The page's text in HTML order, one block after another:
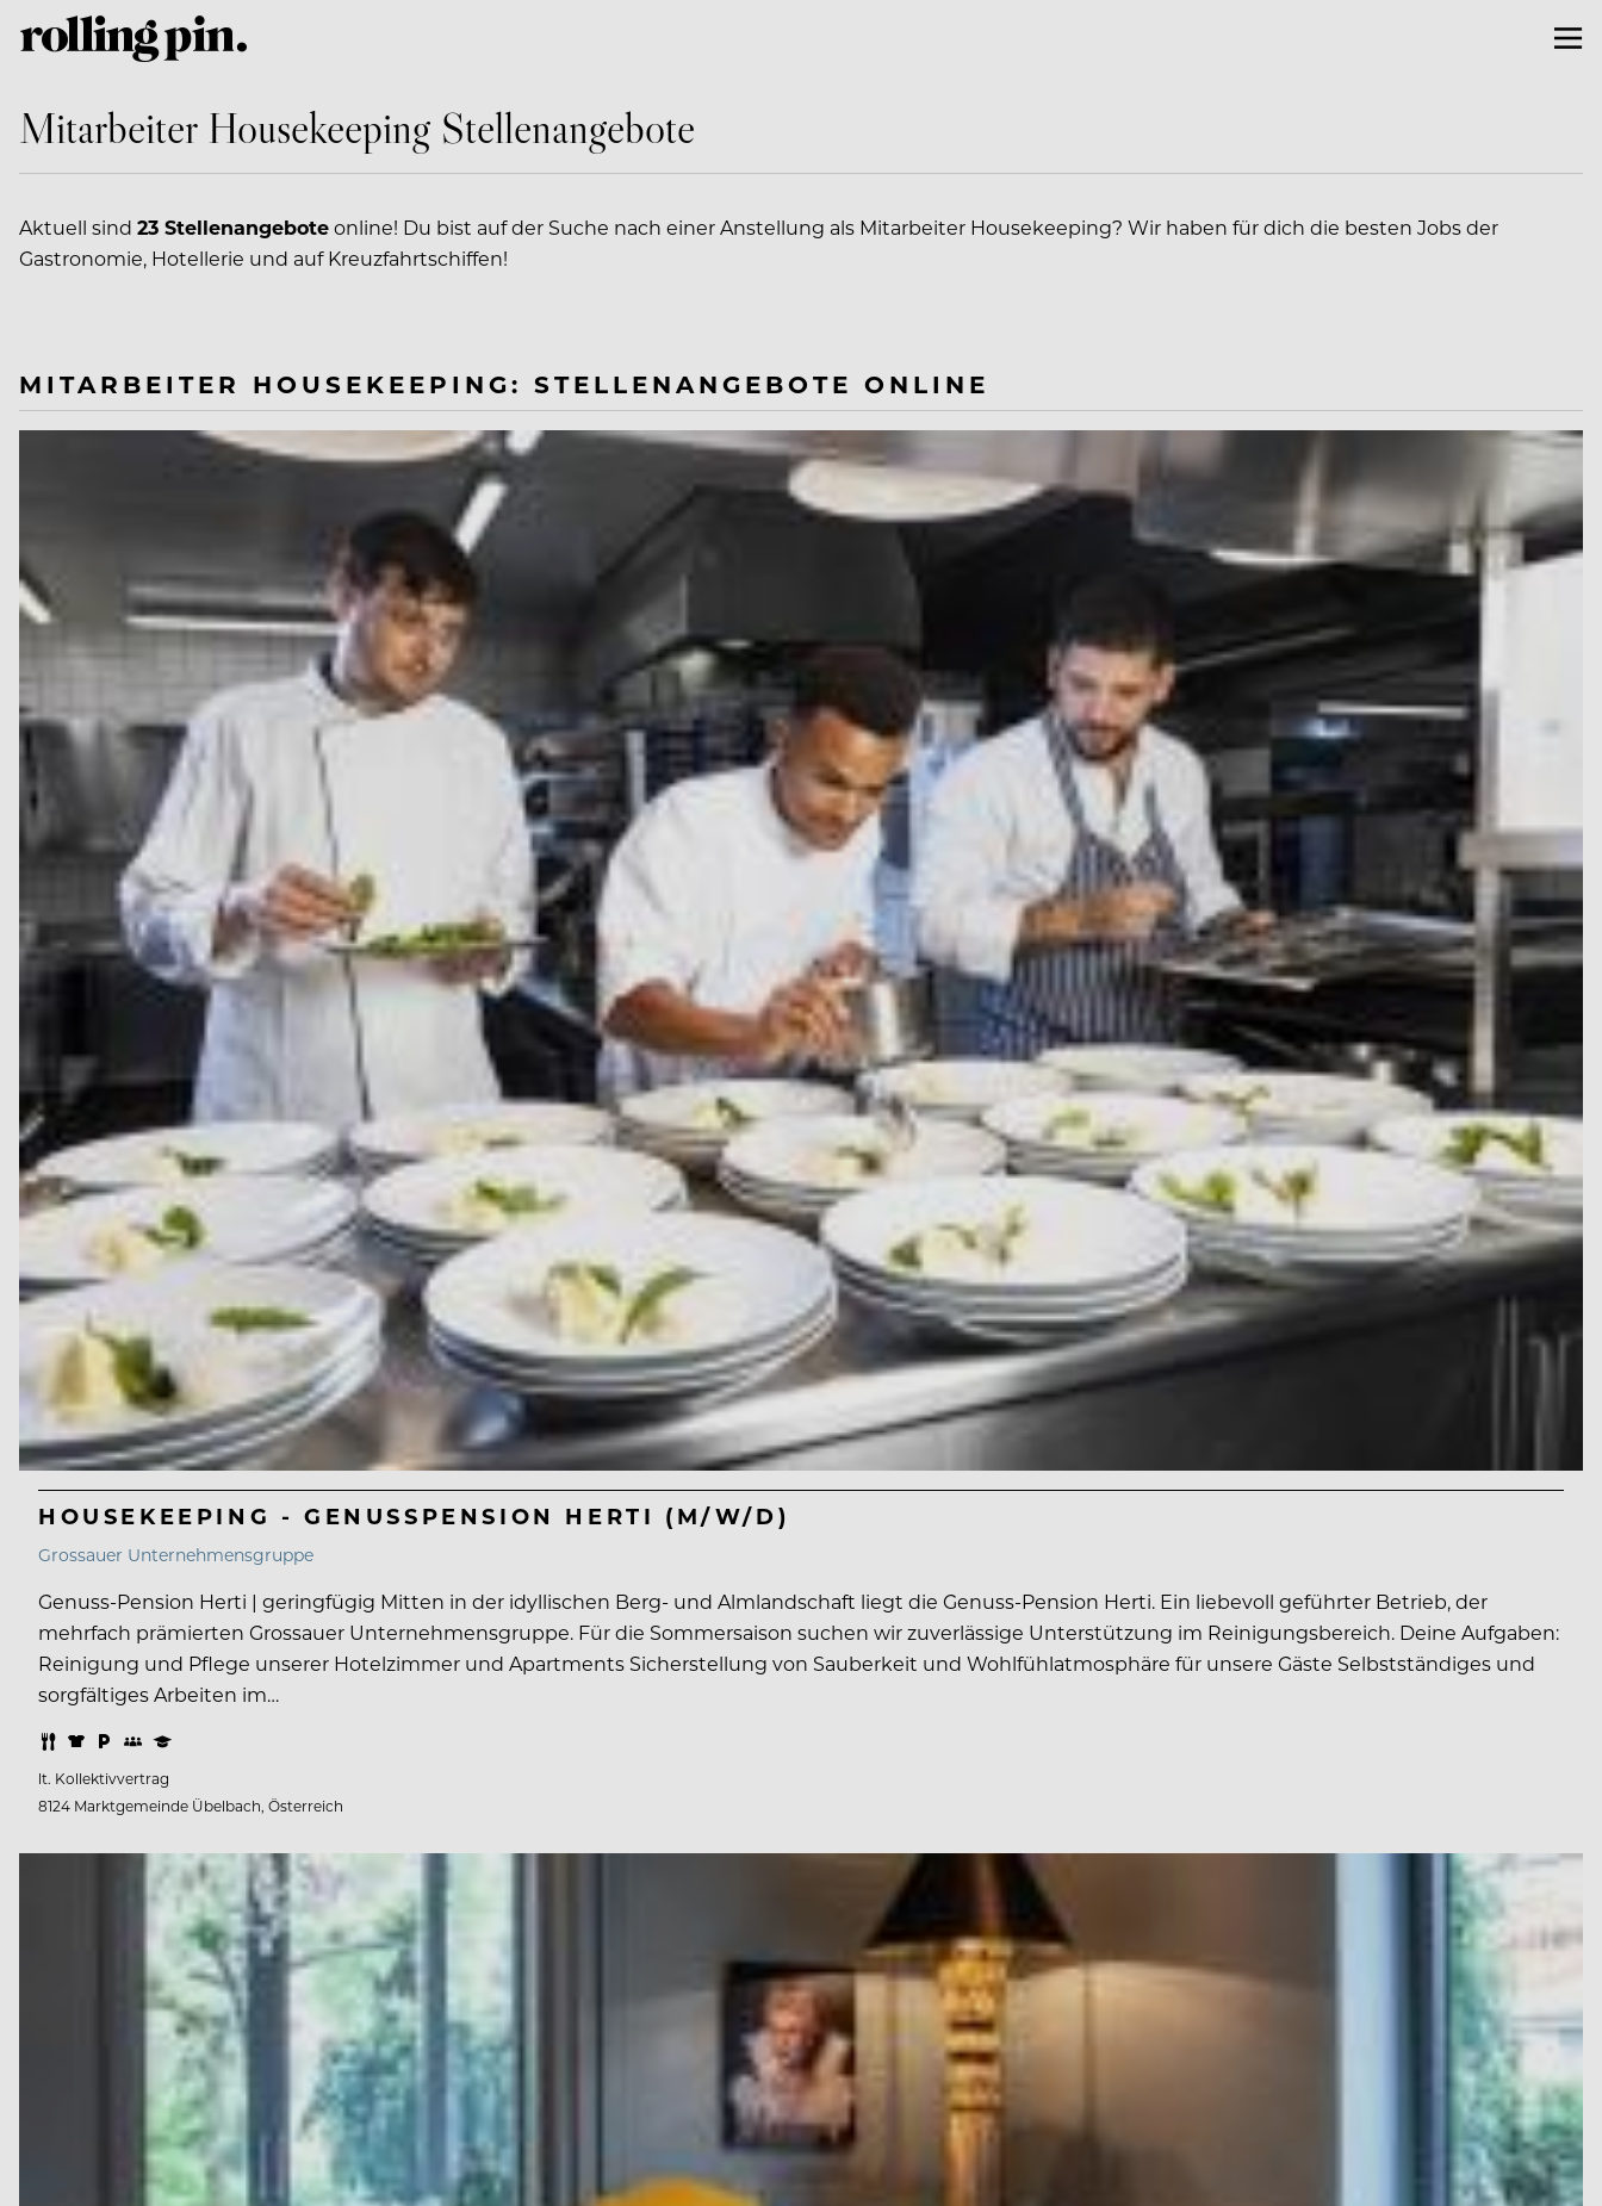
Mitarbeiter Housekeeping Stellenangebote
Aktuell sind 23 Stellenangeboteonline! Du bist auf der Suche nach einer Anstellung als Mitarbeiter Housekeeping? Wir haben für dich die besten Jobs der
Gastronomie, Hotellerie und auf Kreuzfahrtschiffen!
MITARBEITER HOUSEKEEPING: STELLENANGEBOTE ONLINE
HOUSEKEEPING - GENUSSPENSION HERTI (M/W/D)
Grossauer Unternehmensgruppe
Genuss-Pension Herti | geringfügig Mitten in der idyllischen Berg- und Almlandschaft liegt die Genuss-Pension Herti. Ein liebevoll geführter Betrieb, der
mehrfach prämierten Grossauer Unternehmensgruppe. Für die Sommersaison suchen wir zuverlässige Unterstützung im Reinigungsbereich. Deine Aufgaben:
Reinigung und Pflege unserer Hotelzimmer und Apartments Sicherstellung von Sauberkeit und Wohlfühlatmosphäre für unsere Gäste Selbstständiges und
sorgfältiges Arbeiten im…
lt. Kollektivvertrag
8124 Marktgemeinde Übelbach, Österreich